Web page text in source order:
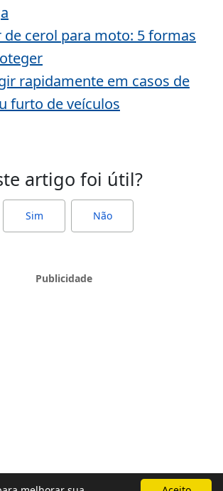
de cerol para moto: 5 formas
rapidamente em casos de
furto de veículos
artigo foi útil?
Sim Não